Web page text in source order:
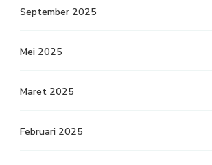
September 2025
Mei 2025
Maret 2025
Februari 2025